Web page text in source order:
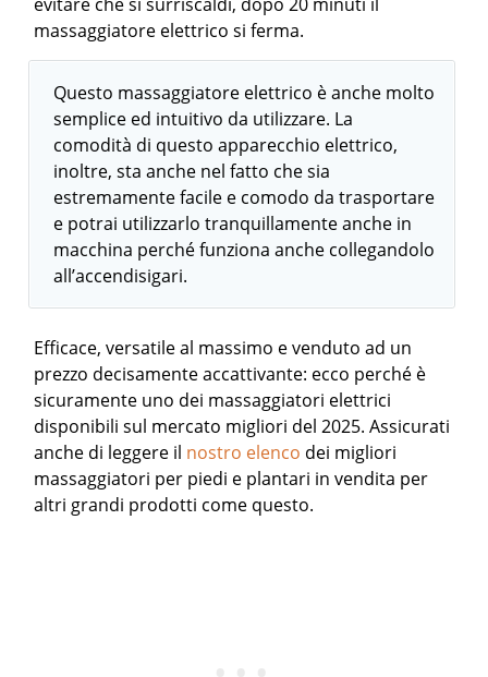
massaggiatore elettrico si ferma.
Questo massaggiatore elettrico è anche molto
semplice ed intuitivo da utilizzare. La
comodità di questo apparecchio elettrico,
inoltre, sta anche nel fatto che sia
estremamente facile e comodo da trasportare
e potrai utilizzarlo tranquillamente anche in
macchina perché funziona anche collegandolo
all’accendisigari.
Efficace, versatile al massimo e venduto ad un
prezzo decisamente accattivante: ecco perché è
sicuramente uno dei massaggiatori elettrici
disponibili sul mercato migliori del 2025.Assicurati
anche di leggere il nostro elenco dei migliori
massaggiatori per piedi e plantari in vendita per
altri grandi prodotti come questo.